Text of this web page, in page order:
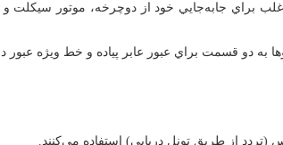
براي جابه‌جايي خود از دوچرخه، موتور سيكلت و
به دو قسمت براي عبور عابر پياده و خط ويژه عبور
(تردد از طريق تونل دريايي) استفاده مي‌كنند.